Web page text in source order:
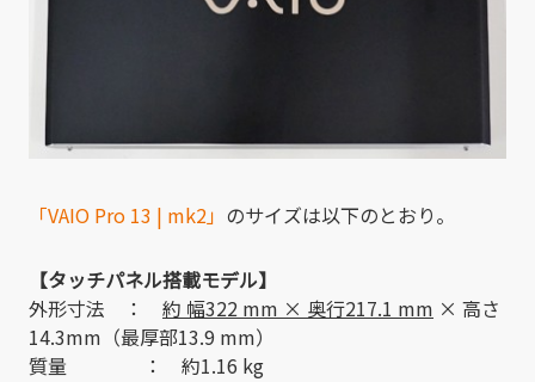
「VAIO Pro 13 | mk2」 のサイズは以下のとおり。
【タッチパネル搭載モデル】
外形寸法 ： 約 幅322 mm × 奥行217.1 mm × 高さ
14.3mm（最厚部13.9 mm）
質量 ： 約1.16 kg